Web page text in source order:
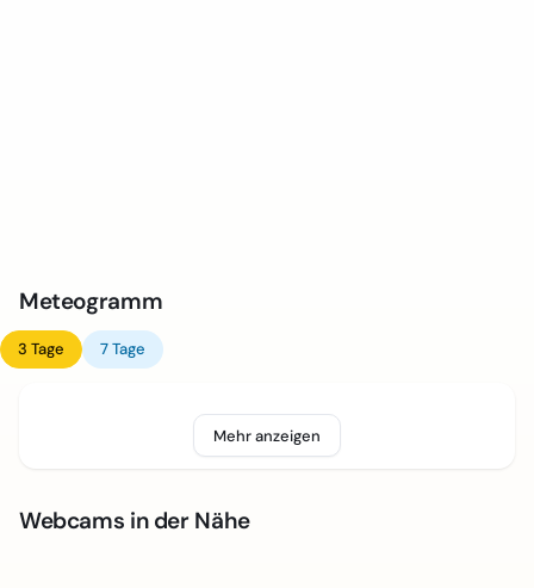
Meteogramm
3 Tage 7 Tage
Mehr anzeigen
Webcams in der Nähe